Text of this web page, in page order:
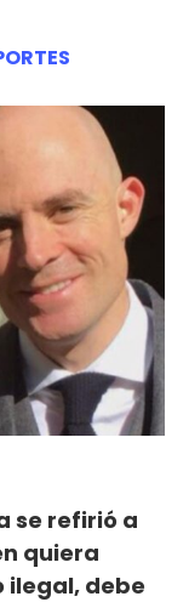
se refirió a
quiera
ilegal, debe